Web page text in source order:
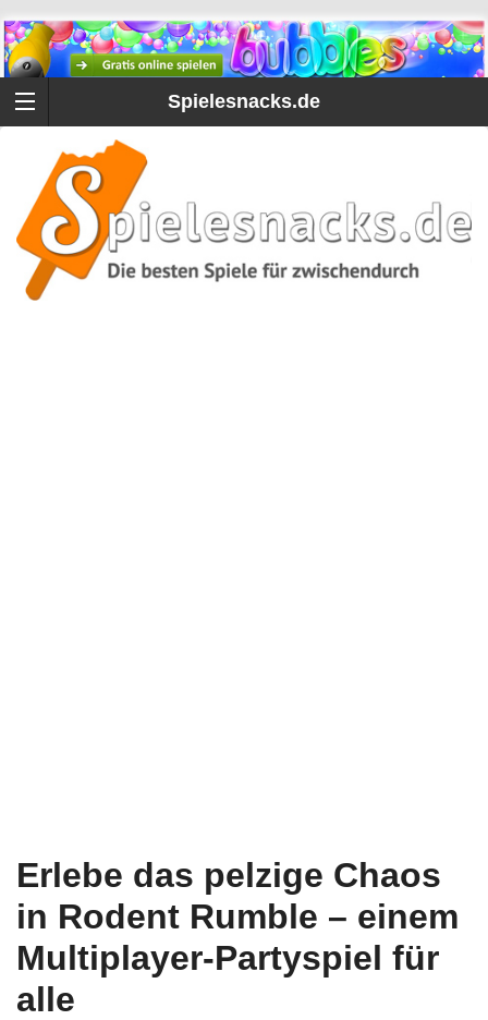
Spielesnacks.de
Erlebe das pelzige Chaos
in Rodent Rumble – einem
Multiplayer-Partyspiel für
alle